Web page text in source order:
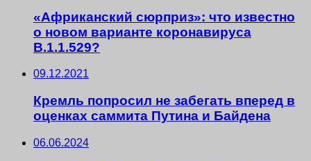
«Африканский сюрприз»: что известно
о новом варианте коронавируса
B.1.1.529?
09.12.2021
Кремль попросил не забегать вперед в
оценках саммита Путина и Байдена
06.06.2024